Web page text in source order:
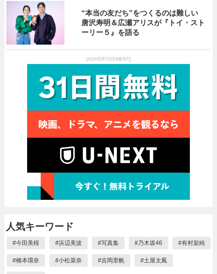
“本当の友だち”をつくるのは難しい
唐沢寿明＆広瀬アリスが『トイ・スト
ーリー５』を語る
[ADVERTISEMENT]
人気キーワード
#今田美桜 #浜辺美波 #写真集 #乃木坂46 #有村架純
#橋本環奈 #小松菜奈 #吉岡里帆 #土屋太鳳